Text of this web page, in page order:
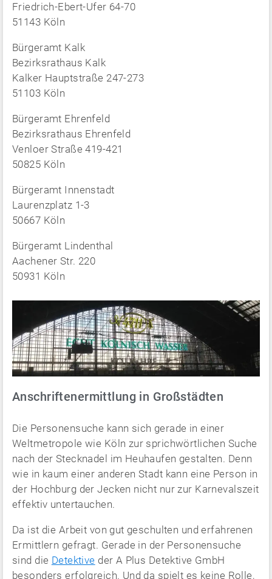
Friedrich-Ebert-Ufer 64-70
51143 Köln
Bürgeramt Kalk
Bezirksrathaus Kalk
Kalker Hauptstraße 247-273
51103 Köln
Bürgeramt Ehrenfeld
Bezirksrathaus Ehrenfeld
Venloer Straße 419-421
50825 Köln
Bürgeramt Innenstadt
Laurenzplatz 1-3
50667 Köln
Bürgeramt Lindenthal
Aachener Str. 220
50931 Köln
Anschriftenermittlung in Großstädten
Die Personensuche kann sich gerade in einer
Weltmetropole wie Köln zur sprichwörtlichen Suche
nach der Stecknadel im Heuhaufen gestalten. Denn
wie in kaum einer anderen Stadt kann eine Person in
der Hochburg der Jecken nicht nur zur Karnevalszeit
effektiv untertauchen.
Da ist die Arbeit von gut geschulten und erfahrenen
Ermittlern gefragt. Gerade in der Personensuche
sind die Detektive der A Plus Detektive GmbH
besonders erfolgreich. Und da spielt es keine Rolle,